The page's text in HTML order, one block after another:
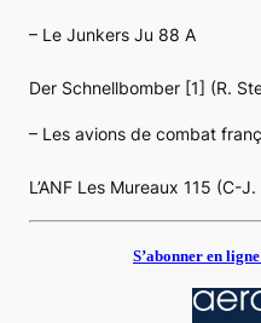
– Le Junkers Ju 88 A
Der Schnellbomber [1] (R.
– Les avions de combat
L’ANF Les Mureaux 115 (C-
S’abonner en